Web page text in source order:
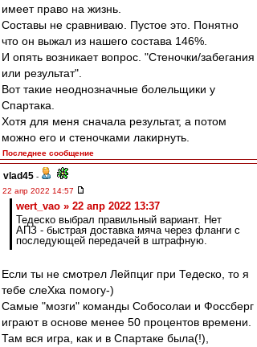
имеет право на жизнь.
Составы не сравниваю. Пустое это. Понятно
что он выжал из нашего состава 146%.
И опять возникает вопрос. "Стеночки/забегания
или результат".
Вот такие неоднозначные болельщики у
Спартака.
Хотя для меня сначала результат, а потом
можно его и стеночками лакирнуть.
Последнее сообщение
vlad45 -
22 апр 2022 14:57
wert_vao » 22 апр 2022 13:37
Тедеско выбрал правильный вариант. Нет
АПЗ - быстрая доставка мяча через фланги с
последующей передачей в штрафную.
Если ты не смотрел Лейпциг при Тедеско, то я
тебе слеХка помогу-)
Самые "мозги" команды Собосолаи и Фоссберг
играют в основе менее 50 процентов времени.
Там вся игра, как и в Спартаке была(!),